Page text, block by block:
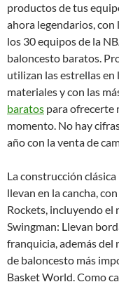
productos de tus
ahora legendarios,
los 30 equipos de la
baloncesto baratos.
utilizan las estrellas en
materiales y con las
baratos para ofrecerte
momento. No hay
año con la venta de
La construcción
llevan en la cancha,
Rockets, incluyendo el
Swingman: Llevan
franquicia, además del
de baloncesto más
Basket World. Como